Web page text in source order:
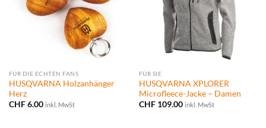
FÜR DIE ECHTEN FANS
HUSQVARNA Holzanhänger
Herz
CHF6.00 inkl. MwSt
FÜR SIE
HUSQVARNA XPLORER
Microfleece-Jacke – Damen
CHF109.00 inkl. MwSt